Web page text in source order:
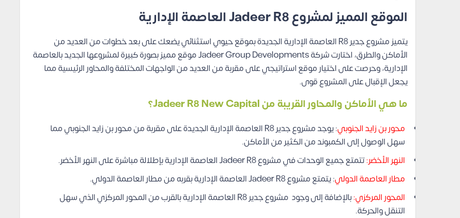
الموقع المميز لمشروع Jadeer R8 العاصمة الإدارية
يتميز مشروع جدير R8 العاصمة الإدارية الجديدة بموقع حيوي استثنائي يضعك على بعد خطوات من العديد من
الأماكن والطرق، اختارت شركة Jadeer Group Developments موقع مميز بصورة كبيرة لمشروعها الجديد بالعاصمة
الإدارية، وحرصت على اختيار موقع استراتيجي على مقربة من العديد من الواجهات المختلفة والمحاور الرئيسية مما
يجعل الإقبال على المشروع قوى.
ما هي الأماكن والمحاور القريبة من Jadeer R8 New Capital؟
محور بن زايد الجنوبي
: يوجد مشروع جدير R8 العاصمة الإدارية الجديدة على مقربة من محور بن زايد الجنوبي مما
سهل الوصول إلى الكمبوند من الكثير من الأماكن.
النهر الأخضر:تتمتع جميع الوحدات في مشروع Jadeer R8 العاصمة الإدارية بإطلالة مباشرة على النهر الأخضر.
مطار العاصمة الدولي: يتمتع مشروع Jadeer R8 العاصمة الإدارية بقربه من مطار العاصمة الدولي.
المحور المركزي:
بالإضافة إلى وجود مشروع جدير R8 العاصمة الإدارية بالقرب من المحور المركزي الذي سهل
التنقل والحركة.